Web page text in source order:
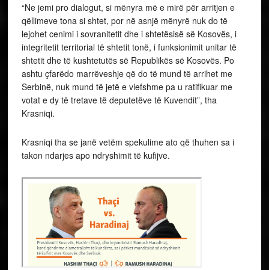
“Ne jemi pro dialogut, si mënyra më e mirë për arritjen e
qëllimeve tona si shtet, por në asnjë mënyrë nuk do të
lejohet cenimi i sovranitetit dhe i shtetësisë së Kosovës, i
integritetit territorial të shtetit tonë, i funksionimit unitar të
shtetit dhe të kushtetutës së Republikës së Kosovës. Po
ashtu çfarëdo marrëveshje që do të mund të arrihet me
Serbinë, nuk mund të jetë e vlefshme pa u ratifikuar me
votat e dy të tretave të deputetëve të Kuvendit”, tha
Krasniqi.
Krasniqi tha se janë vetëm spekulime ato që thuhen sa i
takon ndarjes apo ndryshimit të kufijve.